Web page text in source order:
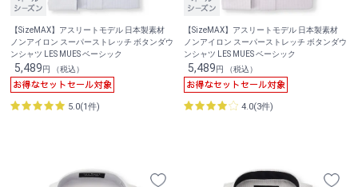
【SizeMAX】アスリートモデル 日本製素材
ノンアイロン スーパーストレッチ ボタンダウ
ンシャツ LES MUES ベーシック
5,489円 （税込）
5.0(1件)
【SizeMAX】アスリートモデル 日本製素材
ノンアイロン スーパーストレッチ ボタンダウ
ンシャツ LES MUES ベーシック
5,489円 （税込）
4.0(3件)